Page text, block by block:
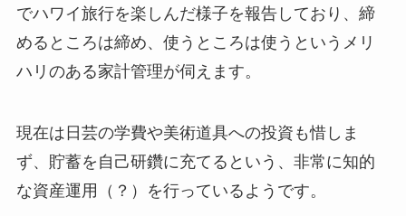
でハワイ旅行を楽しんだ様子を報告しており、締
めるところは締め、使うところは使うというメリ
ハリのある家計管理が伺えます。
現在は日芸の学費や美術道具への投資も惜しま
ず、貯蓄を自己研鑽に充てるという、非常に知的
な資産運用（？）を行っているようです。